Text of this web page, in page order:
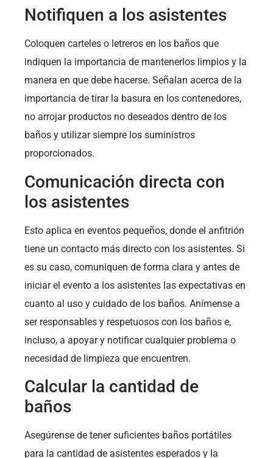
Notifiquen a los asistentes
Coloquen carteles o letreros en los baños que
indiquen la importancia de mantenerlos limpios y la
manera en que debe hacerse. Señalan acerca de la
importancia de tirar la basura en los contenedores,
no arrojar productos no deseados dentro de los
baños y utilizar siempre los suministros
proporcionados.
Comunicación directa con
los asistentes
Esto aplica en eventos pequeños, donde el anfitrión
tiene un contacto más directo con los asistentes. Si
es su caso, comuniquen de forma clara y antes de
iniciar el evento a los asistentes las expectativas en
cuanto al uso y cuidado de los baños. Anímense a
ser responsables y respetuosos con los baños e,
incluso, a apoyar y notificar cualquier problema o
necesidad de limpieza que encuentren.
Calcular la cantidad de
baños
Asegúrense de tener suficientes baños portátiles
para la cantidad de asistentes esperados y la